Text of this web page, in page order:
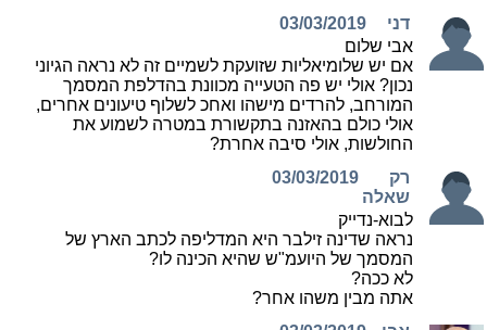
דני
03/03/2019
אבי שלום
אם יש שלומיאליות שזועקת לשמיים זה לא נראה הגיוני
נכון? אולי יש פה הטעייה מכוונת בהדלפת המסמך
המורחב, להרדים מישהו ואחכ לשלוף טיעונים אחרים,
אולי כולם בהאזנה בתקשורת במטרה לשמוע את
החולשות, אולי סיבה אחרת?
רק
שאלה
03/03/2019
לבוא-נדייק
נראה שדינה זילבר היא המדליפה לכתב הארץ של
המסמך של היועמ"ש שהיא הכינה לו?
לא ככה?
אתה מבין משהו אחר?